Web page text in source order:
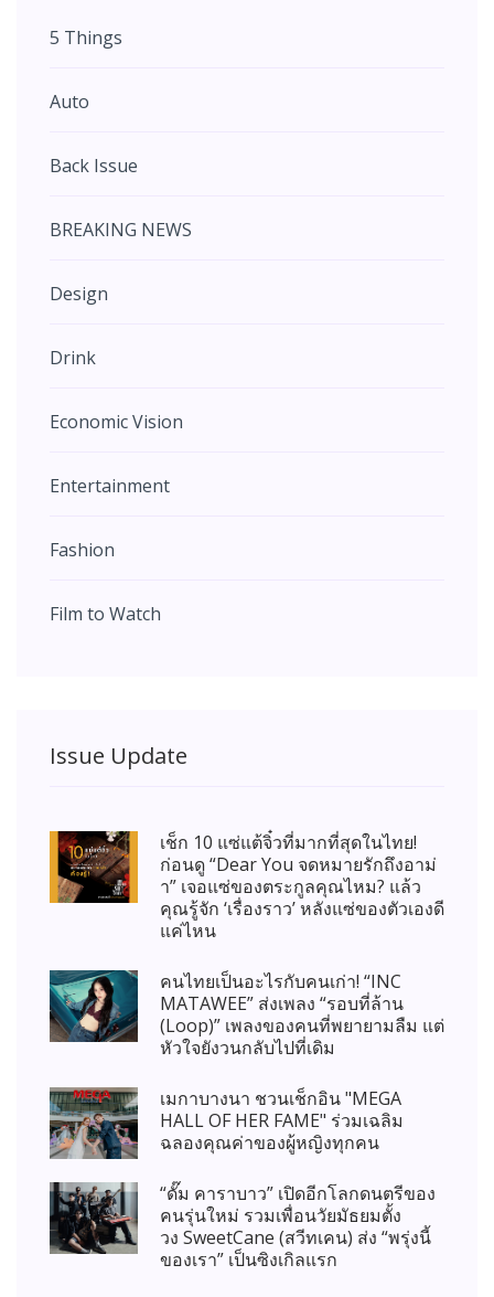
5 Things
Auto
Back Issue
BREAKING NEWS
Design
Drink
Economic Vision
Entertainment
Fashion
Film to Watch
Issue Update
เช็ก 10 แซ่แต้จิ๋วที่มากที่สุดในไทย!
ก่อนดู “Dear You จดหมายรักถึงอาม่
า” เจอแซ่ของตระกูลคุณไหม? แล้ว
คุณรู้จัก ‘เรื่องราว’ หลังแซ่ของตัวเองดี
แค่ไหน
คนไทยเป็นอะไรกับคนเก่า! “INC
MATAWEE” ส่งเพลง “รอบที่ล้าน
(Loop)” เพลงของคนที่พยายามลืม แต่
หัวใจยังวนกลับไปที่เดิม
เมกาบางนา ชวนเช็กอิน "MEGA
HALL OF HER FAME" ร่วมเฉลิม
ฉลองคุณค่าของผู้หญิงทุกคน
“ดั๊ม คาราบาว” เปิดอีกโลกดนตรีของ
คนรุ่นใหม่ รวมเพื่อนวัยมัธยมตั้ง
วง SweetCane (สวีทเคน) ส่ง “พรุ่งนี้
ของเรา” เป็นซิงเกิลแรก